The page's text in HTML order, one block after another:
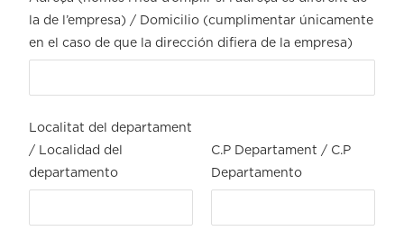
la de l’empresa) / Domicilio (cumplimentar únicamente
en el caso de que la dirección difiera de la empresa)
Localitat del departament
/ Localidad del
departamento
C.P Departament / C.P
Departamento